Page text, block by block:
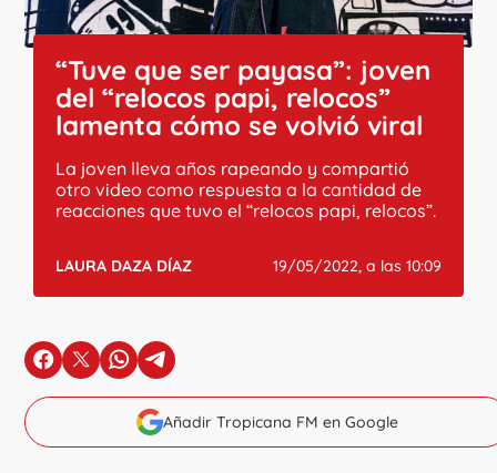
“Tuve que ser payasa”: joven
del “relocos papi, relocos”
lamenta cómo se volvió viral
La joven lleva años rapeando y compartió
otro video como respuesta a la cantidad de
reacciones que tuvo el “relocos papi, relocos”.
LAURA DAZA DÍAZ 19/05/2022, a las 10:09
en Facebook
en Xen Whatsapp
en Telegram
Añadir Tropicana FM en Google